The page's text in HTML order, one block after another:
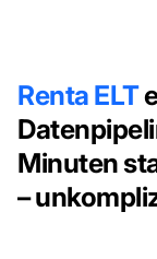
Renta ELT
Minuten
–